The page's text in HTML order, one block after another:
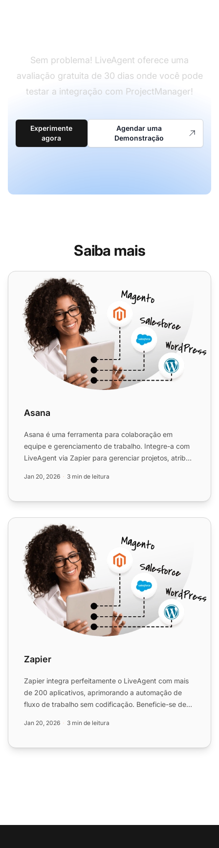
Sem problema! LiveAgent oferece uma
avaliação gratuita de 30 dias onde você pode
testar a integração com ProjectManager!
Experimente
agora
Agendar uma
Demonstração
Saiba mais
Asana
Asana
Asana é uma ferramenta para colaboração em
equipe e gerenciamento de trabalho. Integre-a com
LiveAgent via Zapier para gerenciar projetos, atribuir
Jan 20, 2026 3 min de leitura
Zapier
Zapier
Zapier integra perfeitamente o LiveAgent com mais
de 200 aplicativos, aprimorando a automação de
fluxo de trabalho sem codificação. Beneficie-se de
Jan 20, 2026 3 min de leitura